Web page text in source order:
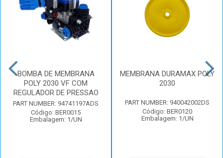
BOMBA DE MEMBRANA
POLY 2030 VF COM
REGULADOR DE PRESSAO
PART NUMBER: 94741197ADS
Código: BER0015
Embalagem: 1/UN
MEMBRANA DURAMAX POLY
2030
PART NUMBER: 940042002DS
Código: BER0120
Embalagem: 1/UN